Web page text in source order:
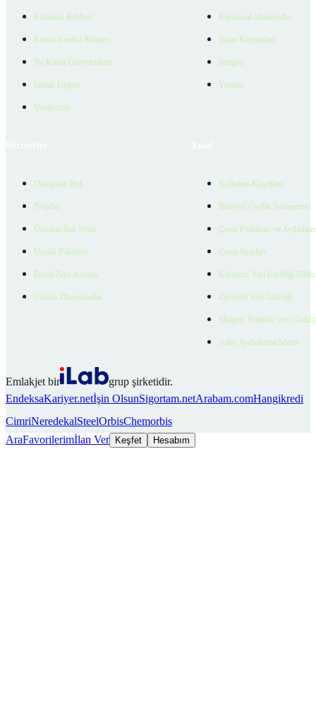
Kiralama Rehberi
Konut Kredisi Rehberi
Ne Kadar Ödeyebilirim
Emlak Değeri
Verilerimiz
Kurumsal Materyaller
İnsan Kaynakları
İletişim
Yardım
Danışman Bul
Projeler
Ücretsiz İlan Verin
Üyelik Paketleri
EmlakZeka Asistan
Uzman Danışmanlar
Kullanım Koşulları
Bireysel Üyelik Sözleşmesi
Çerez Politikası ve
Çerez Ayarları
Kullanıcı Veri Gizliliği
Ziyaretçi Veri Gizliliği
Müşteri Yetkilisi Veri
Aday Aydınlatma Metni
Emlakjet bir
grup şirketidir.
EndeksaKariyer.netİşin OlsunSigortam.netArabam.comHangikredi
CimriNeredekalSteelOrbisChemorbis
AraFavorilerimİlan Ver Keşfet Hesabım